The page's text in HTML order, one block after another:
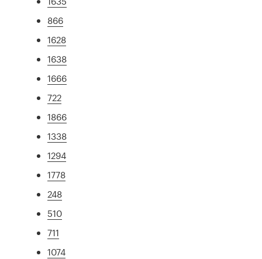
866
1628
1638
1666
722
1866
1338
1294
1778
248
510
711
1074